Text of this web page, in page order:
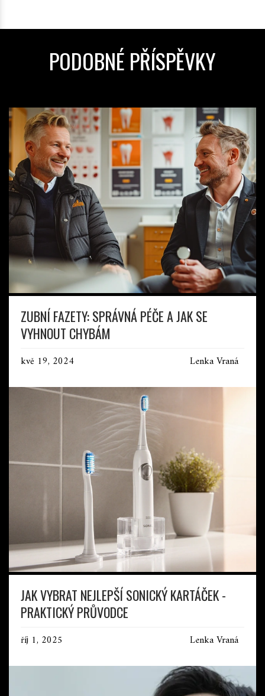
PODOBNÉ PŘÍSPĚVKY
ZUBNÍ FAZETY: SPRÁVNÁ PÉČE A JAK SE
VYHNOUT CHYBÁM
kvě 19, 2024 Lenka Vraná
JAK VYBRAT NEJLEPŠÍ SONICKÝ KARTÁČEK -
PRAKTICKÝ PRŮVODCE
říj 1, 2025 Lenka Vraná